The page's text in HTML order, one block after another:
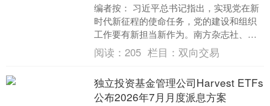
编者按： 习近平总书记指出，实现党在新
时代新征程的使命任务，党的建设和组织
工作要有新担当新作为。南方杂志社、南
方+党建频道平台特此推出《南粤先锋》专
栏，讲述南粤....
阅读： 205 栏目： 双向交易
独立投资基金管理公司Harvest ETFs
公布2026年7月月度派息方案